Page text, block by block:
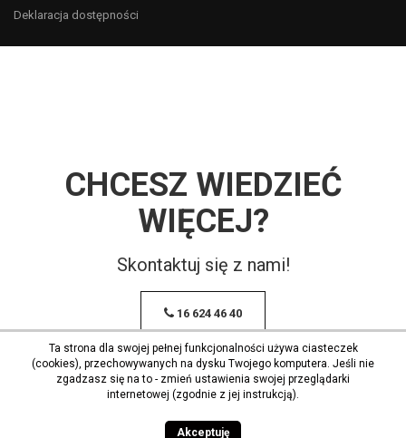
Deklaracja dostępności
CHCESZ WIEDZIEĆ
WIĘCEJ?
Skontaktuj się z nami!
16 624 46 40
Ta strona dla swojej pełnej funkcjonalności używa ciasteczek
(cookies), przechowywanych na dysku Twojego komputera. Jeśli nie
zgadzasz się na to - zmień ustawienia swojej przeglądarki
internetowej (zgodnie z jej instrukcją).
Akceptuję